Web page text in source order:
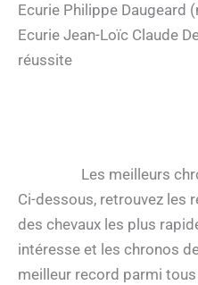
Ecurie Philippe Daugeard
Ecurie Jean-Loïc Claude
réussite
Les meilleurs
Ci-dessous, retrouvez les
des chevaux les plus
intéresse et les chronos
meilleur record parmi